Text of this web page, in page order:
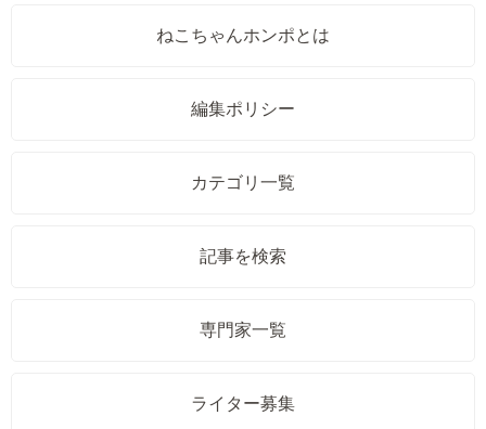
ねこちゃんホンポとは
編集ポリシー
カテゴリ一覧
記事を検索
専門家一覧
ライター募集